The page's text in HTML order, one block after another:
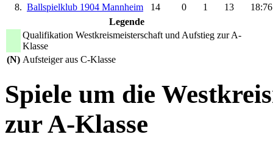
8. Ballspielklub 1904 Mannheim 14 0 1 13
18:76
Legende
Qualifikation Westkreismeisterschaft und Aufstieg zur A-
Klasse
(N) Aufsteiger aus C-Klasse
Spiele um die
zur A-Klasse